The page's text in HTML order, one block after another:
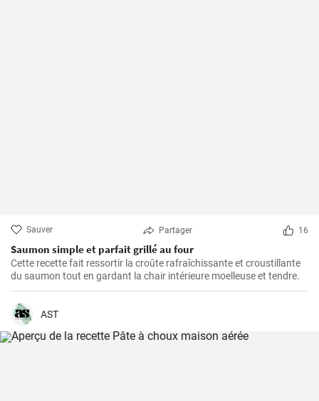
Sauver Partager 16
Saumon simple et parfait grillé au four
Cette recette fait ressortir la croûte rafraîchissante et croustillante
du saumon tout en gardant la chair intérieure moelleuse et tendre.
AST